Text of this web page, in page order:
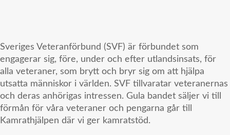
Sveriges Veteranförbund (SVF) är förbundet som
engagerar sig, före, under och efter utlandsinsats, för
alla veteraner, som brytt och bryr sig om att hjälpa
utsatta människor i världen. SVF tillvaratar veteranernas
och deras anhörigas intressen. Gula bandet säljer vi till
förmån för våra veteraner och pengarna går till
Kamrathjälpen där vi ger kamratstöd.